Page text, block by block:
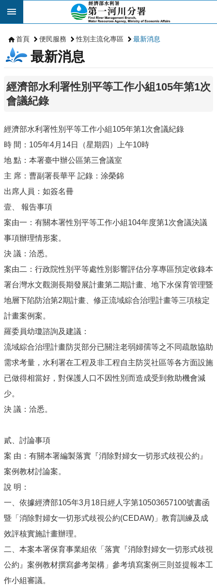
跳到主要內容區塊
首頁 便民服務 性別主流化專區 最新消息
最新消息
經濟部水利署性別平等工作小組105年第1次
會議紀錄
經濟部水利署性別平等工作小組105年第1次會議紀錄
時 間：105年4月14日（星期四）上午10時
地 點：本署臺中辦公區第三會議室
主 席：曹副署長華平 記錄：涂榮錦
出席人員：如簽名冊
壹、 報告事項
案由一：有關本署性別平等工作小組104年度第1次會議決議
事項辦理情形案。
決 議：洽悉。
案由二：行政院性別平等處性別影響評估分享專區預定收錄本
署台灣水文觀測長期發展計畫第二期計畫、地下水保育管理暨
地層下陷防治第2期計畫、修正流域綜合治理計畫等三項核定
計畫案例案。
羅委員幼瓊諮詢及建議：
流域綜合治理計畫防災部分已關注老弱婦孺等之不同疏散協助
需求考量，水利署在工程及非工程自主防災社區等各方面設施
已做得相當好，對保護人口不因性別而造成受到救助機會減
少。
決 議：洽悉。
貳、討論事項
案 由：有關本署編製落實『消除對婦女一切形式歧視公約』
案例教材討論案。
說 明：
一、依據經濟部105年3月18日經人字第10503657100號書函
暨「消除對婦女一切形式歧視公約(CEDAW)」教育訓練及成
效評核實施計畫辦理。
二、本案本署保育事業組依「落實『消除對婦女一切形式歧視
公約』案例教材撰寫參考架構」參考填寫案例三則並提報本工
作小組審議。